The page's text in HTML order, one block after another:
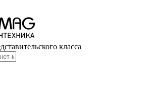
класса